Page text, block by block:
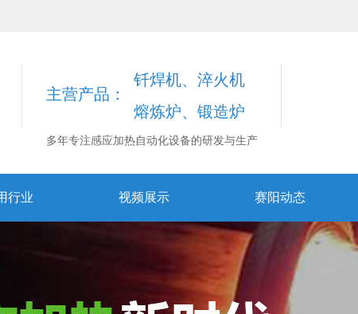
主营产品：
钎焊机、淬火机
熔炼炉、锻造炉
多年专注感应加热自动化设备的研发与生产
行业 视频展示 赛阳动态